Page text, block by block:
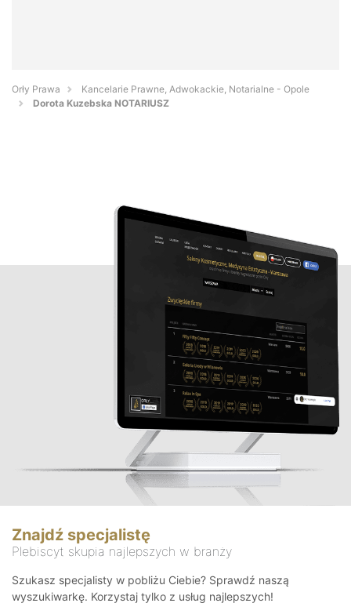
Orły Prawa
Kancelarie Prawne, Adwokackie, Notarialne - Opole
Dorota Kuzebska NOTARIUSZ
Znajdź specjalistę
Plebiscyt skupia najlepszych w branży
Szukasz specjalisty w pobliżu Ciebie? Sprawdź naszą
wyszukiwarkę. Korzystaj tylko z usług najlepszych!